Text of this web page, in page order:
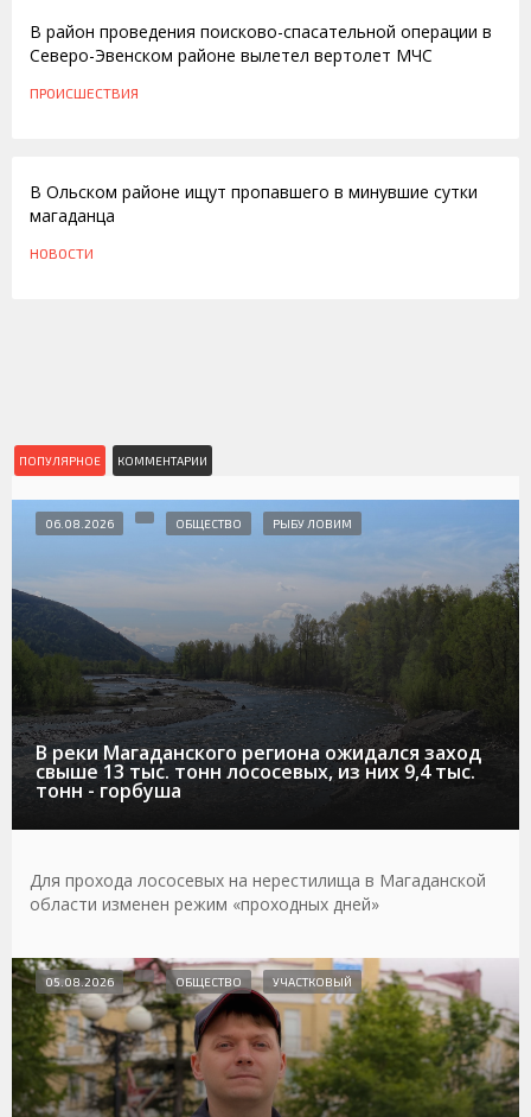
В район проведения поисково-спасательной операции в
Северо-Эвенском районе вылетел вертолет МЧС
ПРОИСШЕСТВИЯ
В Ольском районе ищут пропавшего в минувшие сутки
магаданца
НОВОСТИ
ПОПУЛЯРНОЕ КОММЕНТАРИИ
В реки Магаданского региона ожидался заход
свыше 13 тыс. тонн лососевых, из них 9,4 тыс.
тонн - горбуша
06.08.2026 ОБЩЕСТВО РЫБУ ЛОВИМ
Для прохода лососевых на нерестилища в Магаданской
области изменен режим «проходных дней»
05.08.2026 ОБЩЕСТВО УЧАСТКОВЫЙ